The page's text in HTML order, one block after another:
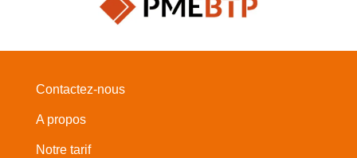
Contactez-nous
A propos
Notre tarif